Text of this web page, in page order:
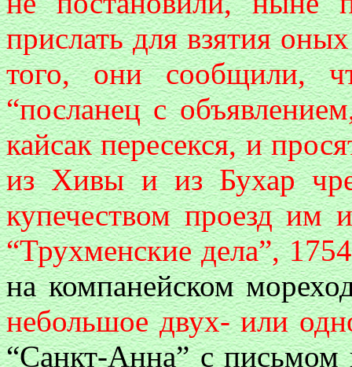
прислать для взятия
того, они сообщили,
“посланец с
кайсак пересекся, и
из Хивы и из Бухар
купечеством проезд
“Трухменские дела”,
на компанейском
небольшое двух- или
“Санкт-Анна” с письмом